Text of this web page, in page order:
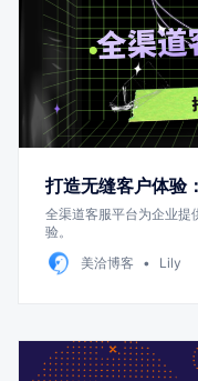
打造无缝客户体验
全渠道客服平台为企业提
验。
美洽博客
Lily